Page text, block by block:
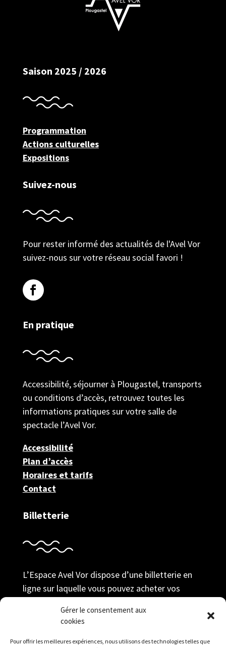
Gérer le consentement aux
cookies
Pour offrir les meilleures expériences, nous utilisons des technologies telles que
Saison 2025 / 2026
Programmation
Actions culturelles
Expositions
Suivez-nous
Pour rester informé des actualités de l'Avel Vor
suivez-nous sur votre réseau social favori !
En pratique
Accessibilité, séjourner à Plougastel, transports
ou conditions d’accès, retrouvez toutes les
informations pratiques sur votre salle de
spectacle l’Avel Vor.
Accessibilité
Plan d’accès
Horaires et tarifs
Contact
Billetterie
L’Espace Avel Vor dispose d’une billetterie en
ligne sur laquelle vous pouvez acheter vos
adhésion et gérer votre compte durant toute la